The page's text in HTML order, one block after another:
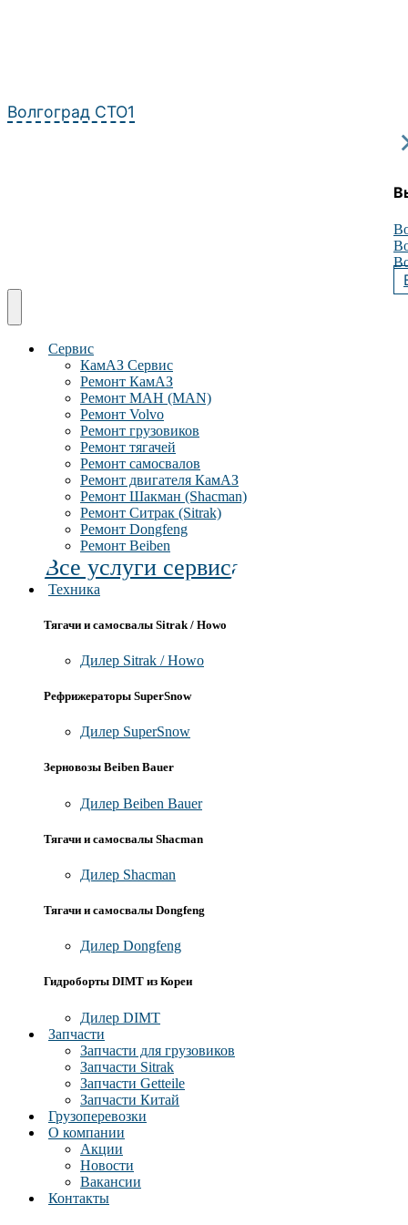
Волгоград СТО1
Сервис
КамАЗ Сервис
Ремонт КамАЗ
Ремонт МАН (MAN)
Ремонт Volvo
Ремонт грузовиков
Ремонт тягачей
Ремонт самосвалов
Ремонт двигателя КамАЗ
Ремонт Шакман (Shacman)
Ремонт Ситрак (Sitrak)
Ремонт Dongfeng
Ремонт Beiben
Все услуги сервиса
Техника
Тягачи и самосвалы Sitrak / Howo
Дилер Sitrak / Howo
Рефрижераторы SuperSnow
Дилер SuperSnow
Зерновозы Beiben Bauer
Дилер Beiben Bauer
Тягачи и самосвалы Shacman
Дилер Shacman
Тягачи и самосвалы Dongfeng
Дилер Dongfeng
Гидроборты DIMT из Кореи
Дилер DIMT
Запчасти
Запчасти для грузовиков
Запчасти Sitrak
Запчасти Getteile
Запчасти Китай
Грузоперевозки
О компании
Акции
Новости
Вакансии
Контакты